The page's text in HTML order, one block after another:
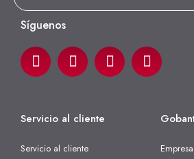
Síguenos
Servicio al cliente
Servicio al cliente
Empresa